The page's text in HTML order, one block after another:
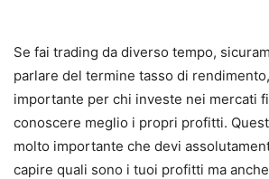
Se fai trading da diverso tempo,
parlare del termine tasso di
importante per chi investe nei mercati
conoscere meglio i propri profitti.
molto importante che devi
capire quali sono i tuoi profitti ma